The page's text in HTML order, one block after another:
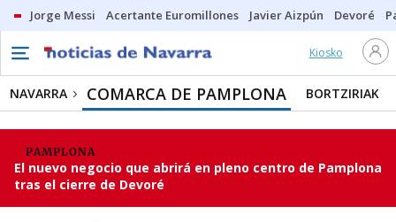
Jorge Messi Acertante Euromillones Javier Aizpún Devoré
Kiosko
NAVARRA COMARCA DE PAMPLONA BORTZIRIAK
PAMPLONA
El nuevo negocio que abrirá en pleno centro de Pamplona
tras el cierre de Devoré